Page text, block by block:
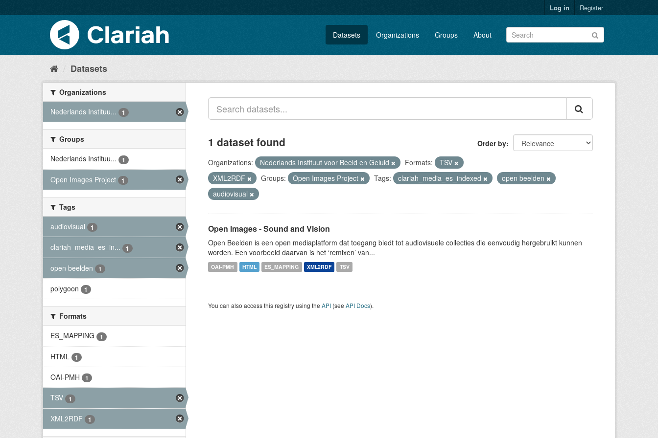
Log in Register
Datasets Organizations Groups About
Datasets
Organizations
Nederlands Instituu...
1
Groups
Nederlands Instituu...
1
Open Images Project 1
Tags
audiovisual
1
clariah_media_es_in... 1
open beelden 1
polygoon 1
Formats
ES_MAPPING
1
HTML 1
OAI-PMH 1
TSV 1
XML2RDF 1
Order by
1 dataset found
Organizations: Nederlands Instituut voor Beeld en Geluid Formats:
TSV
XML2RDF
Groups: Open Images Project Tags: clariah_media_es_indexed
open beelden
audiovisual
Open Images - Sound and Vision
Open Beelden is een open mediaplatform dat toegang biedt tot audiovisuele collecties die eenvoudig hergebruikt kunnen
worden. Een voorbeeld daarvan is het ‘remixen’ van...
OAI-PMH HTML ES_MAPPING XML2RDF TSV
You can also access this registry using the API (see API Docs).